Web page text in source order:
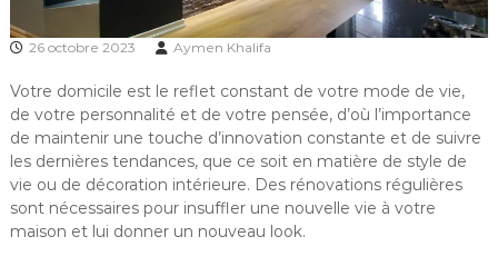
26 octobre 2023 Aymen Khalifa
Votre domicile est le reflet constant de votre mode de vie,
de votre personnalité et de votre pensée, d’où l’importance
de maintenir une touche d’innovation constante et de suivre
les dernières tendances, que ce soit en matière de style de
vie ou de décoration intérieure. Des rénovations régulières
sont nécessaires pour insuffler une nouvelle vie à votre
maison et lui donner un nouveau look.